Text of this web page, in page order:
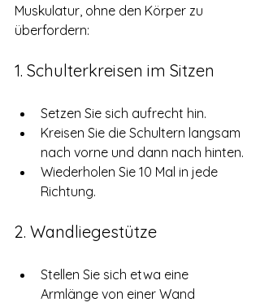
Muskulatur, ohne den Körper zu
überfordern:
1. Schulterkreisen im Sitzen
Setzen Sie sich aufrecht hin.
Kreisen Sie die Schultern langsam
nach vorne und dann nach hinten.
Wiederholen Sie 10 Mal in jede
Richtung.
2. Wandliegestütze
Stellen Sie sich etwa eine
Armlänge von einer Wand